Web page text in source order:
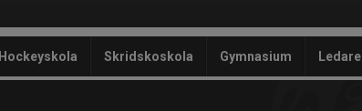
Hockeyskola Skridskoskola Gymnasium Ledare